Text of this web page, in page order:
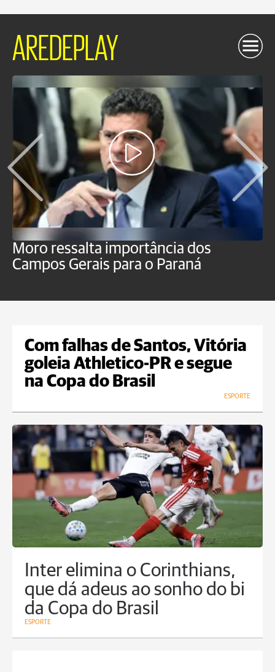
AREDEPLAY
Moro ressalta importância dos
Campos Gerais para o Paraná
Com falhas de Santos, Vitória
goleia Athletico-PR e segue
na Copa do Brasil
ESPORTE
Inter elimina o Corinthians,
que dá adeus ao sonho do bi
da Copa do Brasil
ESPORTE